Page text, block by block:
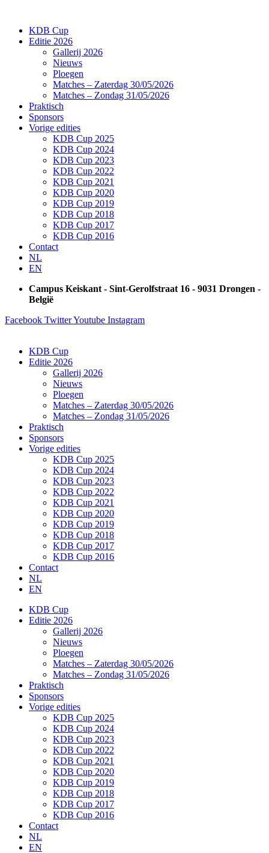
inhoud
KDB Cup
Editie 2026
Gallerij 2026
Nieuws
Ploegen
Matches – Zaterdag 30/05/2026
Matches – Zondag 31/05/2026
Praktisch
Sponsors
Vorige edities
KDB Cup 2025
KDB Cup 2024
KDB Cup 2023
KDB Cup 2022
KDB Cup 2021
KDB Cup 2020
KDB Cup 2019
KDB Cup 2018
KDB Cup 2017
KDB Cup 2016
Contact
NL
EN
Campus Keiskant - Sint-Gerolfstraat 16 - 9031 Drongen -
België
Facebook TwitterYoutube Instagram
KDB Cup
Editie 2026
Gallerij 2026
Nieuws
Ploegen
Matches – Zaterdag 30/05/2026
Matches – Zondag 31/05/2026
Praktisch
Sponsors
Vorige edities
KDB Cup 2025
KDB Cup 2024
KDB Cup 2023
KDB Cup 2022
KDB Cup 2021
KDB Cup 2020
KDB Cup 2019
KDB Cup 2018
KDB Cup 2017
KDB Cup 2016
Contact
NL
EN
KDB Cup
Editie 2026
Gallerij 2026
Nieuws
Ploegen
Matches – Zaterdag 30/05/2026
Matches – Zondag 31/05/2026
Praktisch
Sponsors
Vorige edities
KDB Cup 2025
KDB Cup 2024
KDB Cup 2023
KDB Cup 2022
KDB Cup 2021
KDB Cup 2020
KDB Cup 2019
KDB Cup 2018
KDB Cup 2017
KDB Cup 2016
Contact
NL
EN